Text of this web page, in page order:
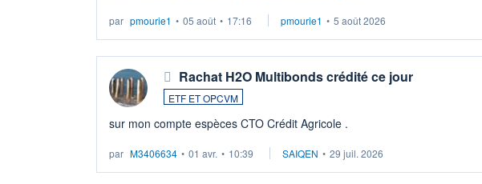
par pmourie1 • 05 août • 17:16 pmourie1 • 5 août 2026
Rachat H2O Multibonds crédité ce jour
ETF ET OPCVM
sur mon compte espèces CTO Crédit Agricole .
par M3406634 • 01 avr. • 10:39 SAIQEN • 29 juil. 2026